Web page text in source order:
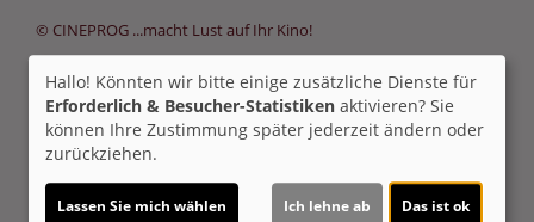
© CINEPROG ...macht Lust auf Ihr Kino!
Möchten Sie vonYoutube (Trailer ansehen)
bereitgestellte externe Inhalte laden?
Hallo! Könnten wir bitte einige zusätzliche Dienste für
Erforderlich & Besucher-Statistiken aktivieren? Sie
können Ihre Zustimmung später jederzeit ändern oder
zurückziehen.
Lassen Sie mich wählen Ich lehne ab Das ist ok